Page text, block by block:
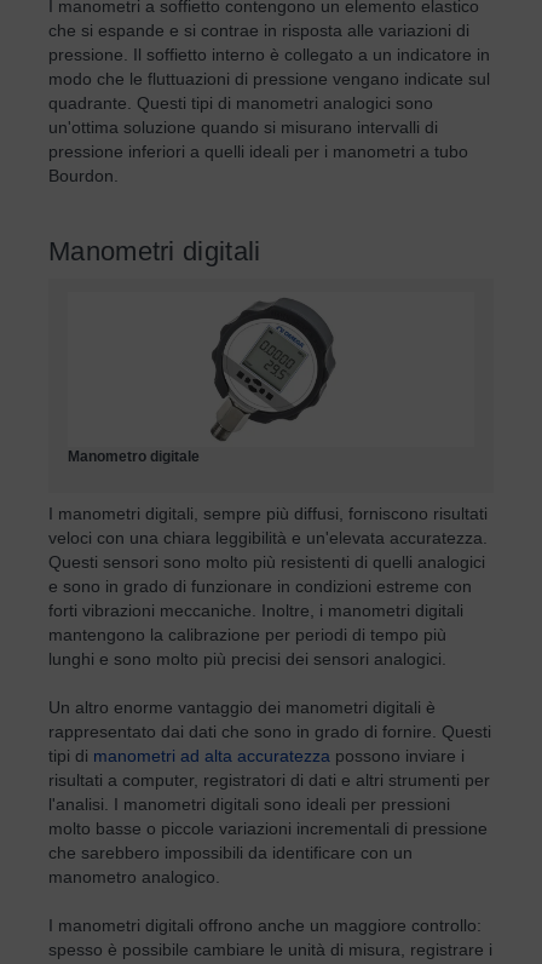
I manometri a soffietto contengono un elemento elastico
che si espande e si contrae in risposta alle variazioni di
pressione. Il soffietto interno è collegato a un indicatore in
modo che le fluttuazioni di pressione vengano indicate sul
quadrante. Questi tipi di manometri analogici sono
un'ottima soluzione quando si misurano intervalli di
pressione inferiori a quelli ideali per i manometri a tubo
Bourdon.
Manometri digitali
Manometro digitale
I manometri digitali, sempre più diffusi, forniscono risultati
veloci con una chiara leggibilità e un'elevata accuratezza.
Questi sensori sono molto più resistenti di quelli analogici
e sono in grado di funzionare in condizioni estreme con
forti vibrazioni meccaniche. Inoltre, i manometri digitali
mantengono la calibrazione per periodi di tempo più
lunghi e sono molto più precisi dei sensori analogici.
Un altro enorme vantaggio dei manometri digitali è
rappresentato dai dati che sono in grado di fornire. Questi
tipi di manometri ad alta accuratezza possono inviare i
risultati a computer, registratori di dati e altri strumenti per
l'analisi. I manometri digitali sono ideali per pressioni
molto basse o piccole variazioni incrementali di pressione
che sarebbero impossibili da identificare con un
manometro analogico.
I manometri digitali offrono anche un maggiore controllo:
spesso è possibile cambiare le unità di misura, registrare i